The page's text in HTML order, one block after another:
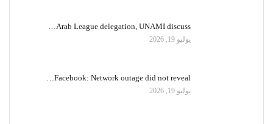
Arab League delegation, UNAMI discuss…
يوليو 19, 2026
Facebook: Network outage did not reveal…
يوليو 19, 2026